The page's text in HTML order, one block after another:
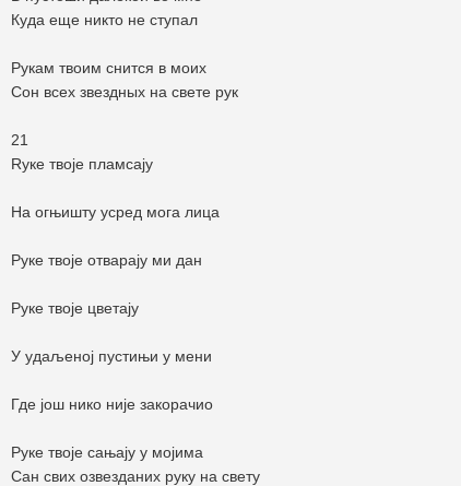
Куда еще никто не ступал
Рукам твоим снится в моих
Сон всех звездных на свете рук
21
Rуке твоје пламсају
На огњишту усред мога лица
Руке твоје отварају ми дан
Руке твоје цветају
У удаљеној пустињи у мени
Где још нико није закорачио
Руке твоје сањају у мојима
Сан свих озвезданих руку на свету